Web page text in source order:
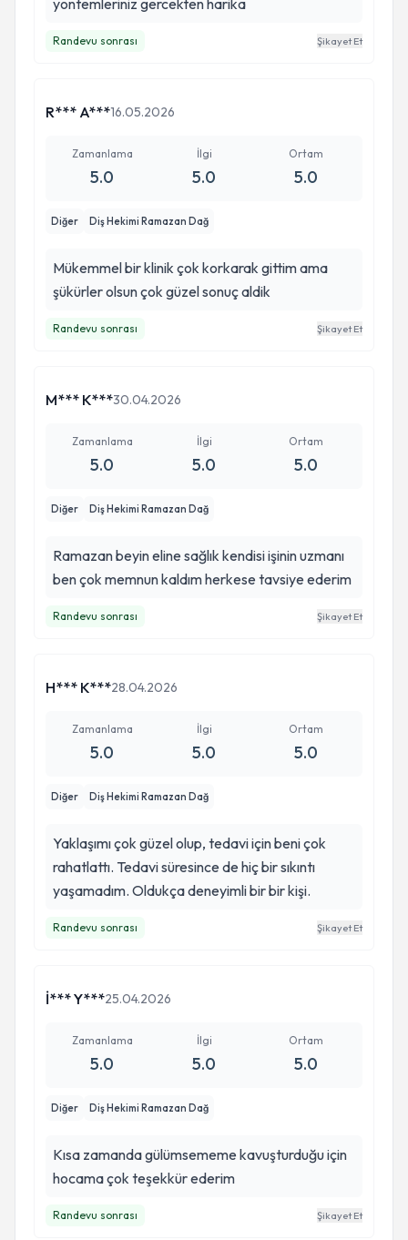
yontemleriniz gercekten harika
Randevu sonrası Şikayet Et
R*** A***16.05.2026
Zamanlama
5.0
İlgi
5.0
Ortam
5.0
Diğer Diş Hekimi Ramazan Dağ
Mükemmel bir klinik çok korkarak gittim ama
şükürler olsun çok güzel sonuç aldik
Randevu sonrası Şikayet Et
M*** K***30.04.2026
Zamanlama
5.0
İlgi
5.0
Ortam
5.0
Diğer Diş Hekimi Ramazan Dağ
Ramazan beyin eline sağlık kendisi işinin uzmanı
ben çok memnun kaldım herkese tavsiye ederim
Randevu sonrası Şikayet Et
H*** K***28.04.2026
Zamanlama
5.0
İlgi
5.0
Ortam
5.0
Diğer Diş Hekimi Ramazan Dağ
Yaklaşımı çok güzel olup, tedavi için beni çok
rahatlattı. Tedavi süresince de hiç bir sıkıntı
yaşamadım. Oldukça deneyimli bir bir kişi.
Randevu sonrası Şikayet Et
İ*** Y***25.04.2026
Zamanlama
5.0
İlgi
5.0
Ortam
5.0
Diğer Diş Hekimi Ramazan Dağ
Kısa zamanda gülümsememe kavuşturduğu için
hocama çok teşekkür ederim
Randevu sonrası Şikayet Et